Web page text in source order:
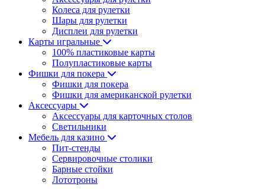
Колеса для рулетки
Шары для рулетки
Дисплеи для рулетки
Карты игральные
100% пластиковые карты
Полупластиковые карты
Фишки для покера
Фишки для покера
Фишки для американской рулетки
Аксессуары
Аксессуары для карточных столов
Светильники
Мебель для казино
Пит-стенды
Сервировочные столики
Барные стойки
Лототроны